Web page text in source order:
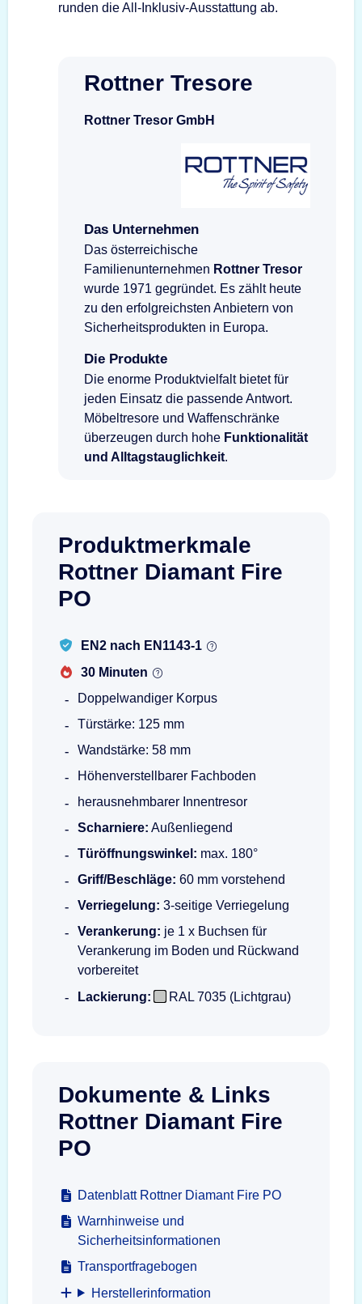
runden die All-Inklusiv-Ausstattung ab.
Rottner Tresore
Rottner Tresor GmbH
Das Unternehmen
Das österreichische
Familienunternehmen Rottner Tresor
wurde 1971 gegründet. Es zählt heute
zu den erfolgreichsten Anbietern von
Sicherheitsprodukten in Europa.
Die Produkte
Die enorme Produktvielfalt bietet für
jeden Einsatz die passende Antwort.
Möbeltresore und Waffenschränke
überzeugen durch hohe Funktionalität
und Alltagstauglichkeit.
Produktmerkmale
Rottner Diamant Fire
PO
EN2 nach EN1143-1
30 Minuten
Doppelwandiger Korpus
Türstärke: 125 mm
Wandstärke: 58 mm
Höhenverstellbarer Fachboden
herausnehmbarer Innentresor
Scharniere: Außenliegend
Türöffnungswinkel: max. 180°
Griff/Beschläge: 60 mm vorstehend
Verriegelung: 3-seitige Verriegelung
Verankerung: je 1 x Buchsen für
Verankerung im Boden und Rückwand
vorbereitet
Lackierung:
RAL 7035 (Lichtgrau)
Dokumente & Links
Rottner Diamant Fire
PO
Datenblatt Rottner Diamant Fire PO
Warnhinweise und
Sicherheitsinformationen
Transportfragebogen
Herstellerinformation